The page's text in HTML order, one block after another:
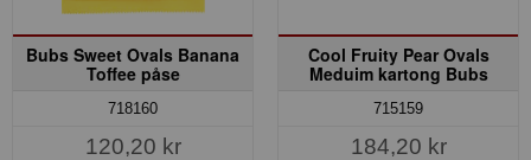
Bubs Sweet Ovals Banana
Toffee påse
718160
120,20 kr
Cool Fruity Pear Ovals
Meduim kartong Bubs
715159
184,20 kr